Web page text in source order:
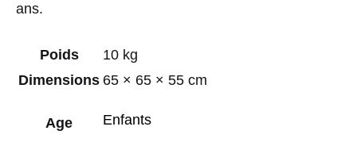
ans.
Poids
10 kg
Dimensions 65 × 65 × 55 cm
Age Enfants